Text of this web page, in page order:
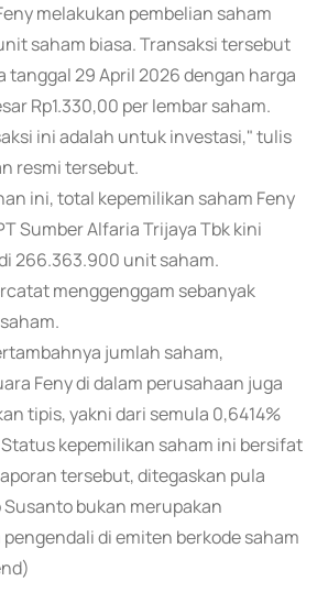
melakukan pembelian saham
saham biasa. Transaksi tersebut
tanggal 29 April 2026 dengan harga
Rp1.330,00 per lembar saham.
ini adalah untuk investasi," tulis
resmi tersebut.
ini, total kepemilikan saham Feny
Sumber Alfaria Trijaya Tbk kini
266.363.900 unit saham.
menggenggam sebanyak
jumlah saham,
Feny di dalam perusahaan juga
tipis, yakni dari semula 0,6414%
kepemilikan saham ini bersifat
tersebut, ditegaskan pula
Susanto bukan merupakan
di emiten berkode saham